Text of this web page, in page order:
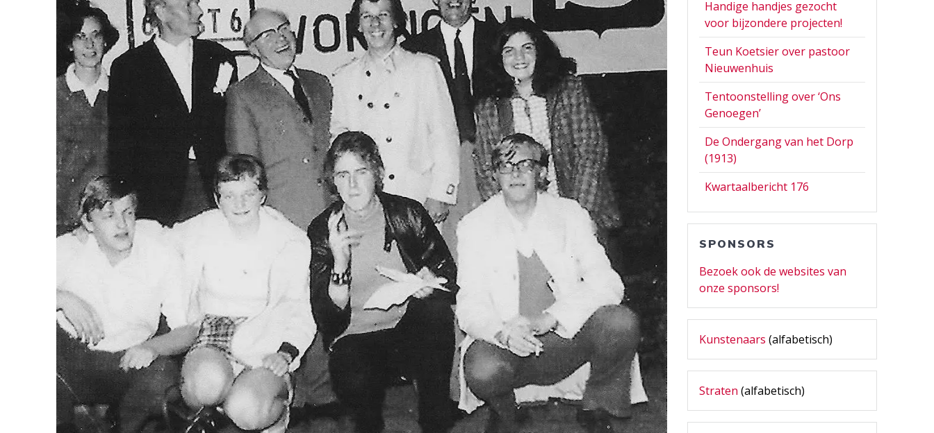
Handige handjes gezocht
voor bijzondere projecten!
Teun Koetsier over pastoor
Nieuwenhuis
Tentoonstelling over ‘Ons
Genoegen’
De Ondergang van het Dorp
(1913)
Kwartaalbericht 176
SPONSORS
Bezoek ook de websites van
onze sponsors!
Kunstenaars (alfabetisch)
Straten (alfabetisch)